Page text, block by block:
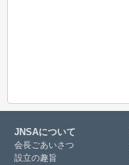
JNSAについて
会長ごあいさつ
設立の趣旨